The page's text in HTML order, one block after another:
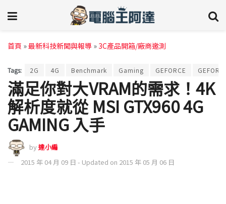
首頁 »最新科技新聞與報導 »3C產品開箱/廠商邀測
Tags: 2G 4G Benchmark Gaming GEFORCE
滿足你對大VRAM的需求！4K
解析度就從 MSI GTX960 4G
GAMING 入手
by達小編
2015 年 04 月 09 日 - Updated on 2015 年 05 月 06 日